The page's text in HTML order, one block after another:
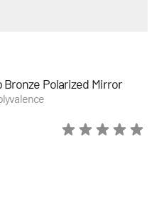
Bronze Polarized Mirror